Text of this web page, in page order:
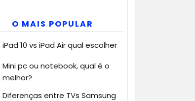
O MAIS POPULAR
iPad 10 vs iPad Air qual escolher
Mini pc ou notebook, qual é o
melhor?
Diferenças entre TVs Samsung